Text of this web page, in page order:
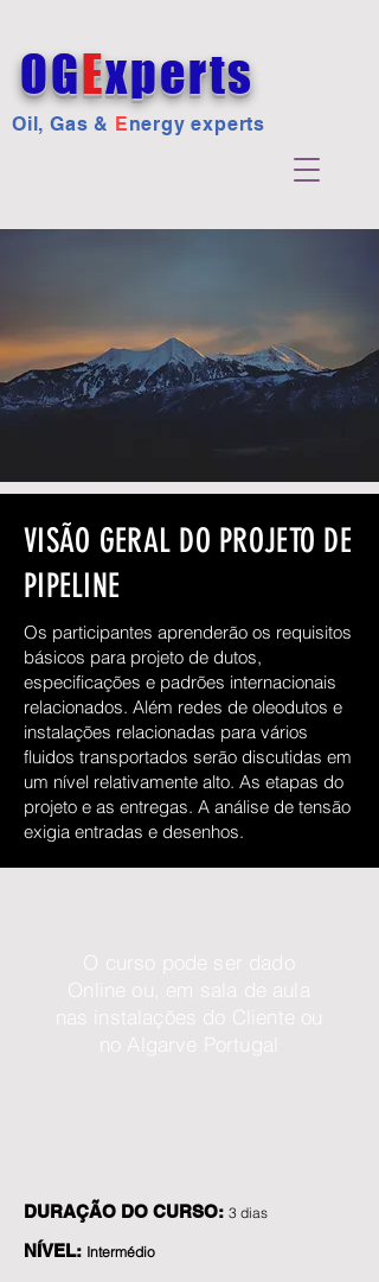
OGExperts
Oil, Gas & Energy experts
VISÃO GERAL DO PROJETO DE
PIPELINE
Os participantes aprenderão os requisitos
básicos para projeto de dutos,
especificações e padrões internacionais
relacionados. Além redes de oleodutos e
instalações relacionadas para vários
fluidos transportados serão discutidas em
um nível relativamente alto. As etapas do
projeto e as entregas. A análise de tensão
exigia entradas e desenhos.
O curso pode ser dado
Online ou, em sala de aula
nas instalações do Cliente ou
no Algarve Portugal
DURAÇÃO DO CURSO: 3 dias
NÍVEL: Intermédio